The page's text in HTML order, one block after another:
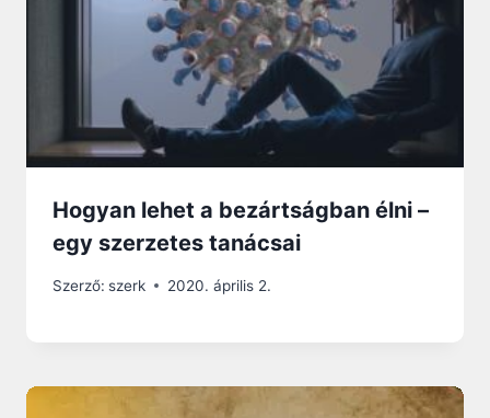
Hogyan lehet a bezártságban élni –
egy szerzetes tanácsai
Szerző: szerk 2020. április 2.